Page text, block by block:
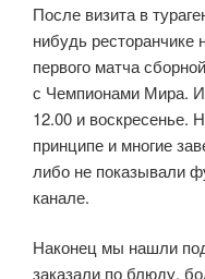
После визита в
нибудь ресторанчике
первого матча
с Чемпионами Мира.
12.00 и воскресенье.
принципе и многие
либо не показывали
канале.
Наконец мы нашли
заказали по блюду,